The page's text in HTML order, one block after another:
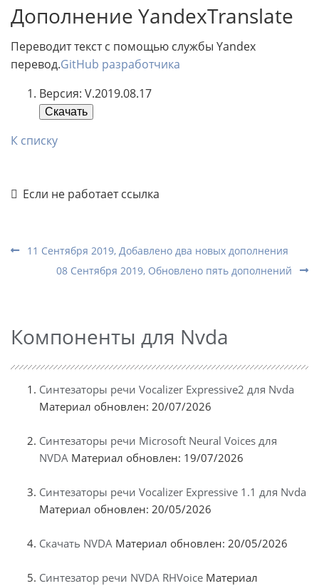
Дополнение YandexTranslate
Переводит текст с помощью службы Yandex
перевод.GitHub разработчика
Версия: V.2019.08.17
Скачать
К списку
Если не работает ссылка
11 Сентября 2019, Добавлено два новых дополнения
08 Сентября 2019, Обновлено пять дополнений
Компоненты для Nvda
Синтезаторы речи Vocalizer Expressive2 для Nvda
Материал обновлен: 20/07/2026
Синтезаторы речи Microsoft Neural Voices для
NVDA Материал обновлен: 19/07/2026
Синтезаторы речи Vocalizer Expressive 1.1 для Nvda
Материал обновлен: 20/05/2026
Скачать NVDA Материал обновлен: 20/05/2026
Синтезатор речи NVDA RHVoice Материал